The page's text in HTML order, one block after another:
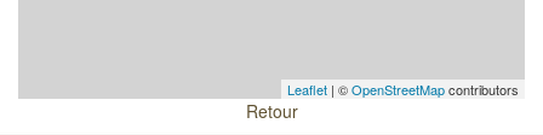
Leaflet | ©OpenStreetMapcontributors
Retour